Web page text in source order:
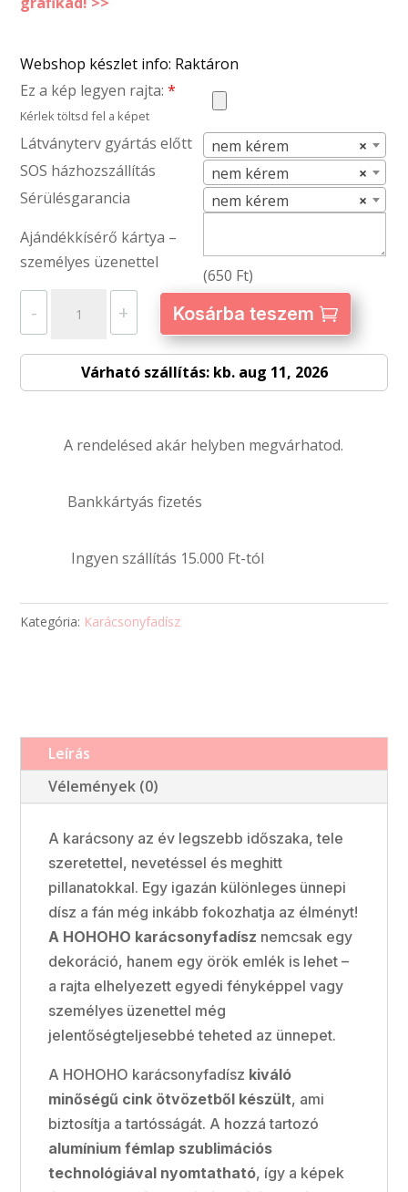
Webshop készlet info: Raktáron
Ez a kép legyen rajta:*
Kérlek töltsd fel a képet
Látványterv gyártás előtt ×
nem kérem
SOS házhozszállítás
×
nem kérem
Sérülésgarancia
×
nem kérem
Ajándékkísérő kártya –
személyes üzenettel
(650 Ft)
-
HOHOHO
karácsonyfadísz
egyedi
és
mennyiség
+ Kosárba teszem
Várható szállítás: kb. aug 11, 2026
A rendelésed akár helyben megvárhatod.
Bankkártyás fizetés
Ingyen szállítás 15.000 Ft-tól
Kategória: Karácsonyfadísz
Leírás
Vélemények (0)
A karácsony az év legszebb időszaka, tele
szeretettel, nevetéssel és meghitt
pillanatokkal. Egy igazán különleges ünnepi
dísz a fán még inkább fokozhatja az élményt!
A HOHOHO karácsonyfadísz nemcsak egy
dekoráció, hanem egy örök emlék is lehet –
a rajta elhelyezett egyedi fényképpel vagy
személyes üzenettel még
jelentőségteljesebbé teheted az ünnepet.
A HOHOHO karácsonyfadísz kiváló
minőségű cink ötvözetből készült, ami
biztosítja a tartósságát. A hozzá tartozó
alumínium fémlap szublimációs
technológiával nyomtatható, így a képek